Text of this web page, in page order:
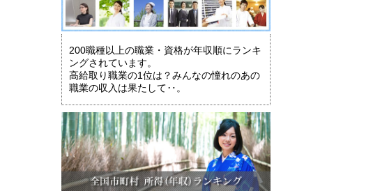
200職種以上の職業・資格が年収順にランキ
ングされています。
高給取り職業の1位は？みんなの憧れのあの
職業の収入は果たして‥。